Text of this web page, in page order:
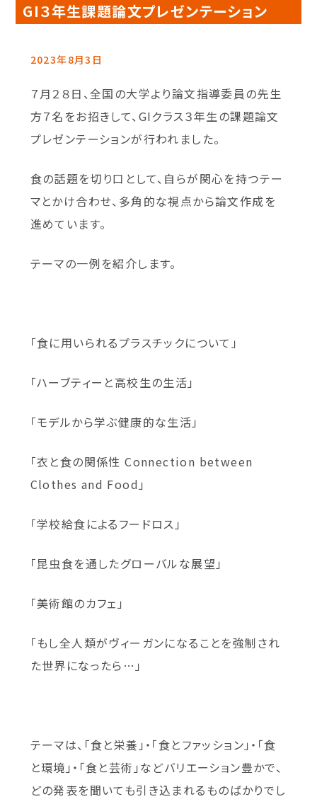
GI３年生課題論文プレゼンテーション
2023年8月3日
７月２８日、全国の大学より論文指導委員の先生
方７名をお招きして、GIクラス３年生の課題論文
プレゼンテーションが行われました。
食の話題を切り口として、自らが関心を持つテー
マとかけ合わせ、多角的な視点から論文作成を
進めています。
テーマの一例を紹介します。
「食に用いられるプラスチックについて」
「ハーブティーと高校生の生活」
「モデルから学ぶ健康的な生活」
「衣と食の関係性 Connection between
Clothes and Food」
「学校給食によるフードロス」
「昆虫食を通したグローバルな展望」
「美術館のカフェ」
「もし全人類がヴィーガンになることを強制され
た世界になったら…」
テーマは、「食と栄養」・「食とファッション」・「食
と環境」・「食と芸術」などバリエーション豊かで、
どの発表を聞いても引き込まれるものばかりでし